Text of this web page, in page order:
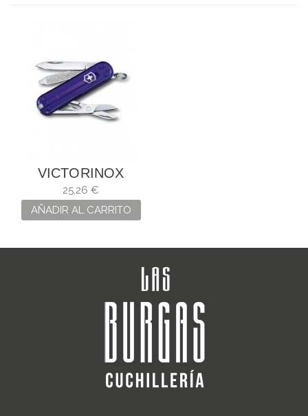
VICTORINOX
CLASSIC SD
"PERSIAN INDIGO"
25,26 €
AÑADIR AL CARRITO